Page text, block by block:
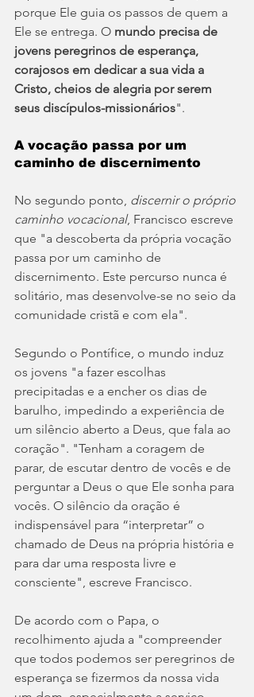
porque Ele guia os passos de quem a
Ele se entrega. O mundo precisa de
jovens peregrinos de esperança,
corajosos em dedicar a sua vida a
Cristo, cheios de alegria por serem
seus discípulos-missionários".
A vocação passa por um
caminho de discernimento
No segundo ponto, discernir o próprio
caminho vocacional, Francisco escreve
que "a descoberta da própria vocação
passa por um caminho de
discernimento. Este percurso nunca é
solitário, mas desenvolve-se no seio da
comunidade cristã e com ela".
Segundo o Pontífice, o mundo induz
os jovens "a fazer escolhas
precipitadas e a encher os dias de
barulho, impedindo a experiência de
um silêncio aberto a Deus, que fala ao
coração". "Tenham a coragem de
parar, de escutar dentro de vocês e de
perguntar a Deus o que Ele sonha para
vocês. O silêncio da oração é
indispensável para “interpretar” o
chamado de Deus na própria história e
para dar uma resposta livre e
consciente", escreve Francisco.
De acordo com o Papa, o
recolhimento ajuda a "compreender
que todos podemos ser peregrinos de
esperança se fizermos da nossa vida